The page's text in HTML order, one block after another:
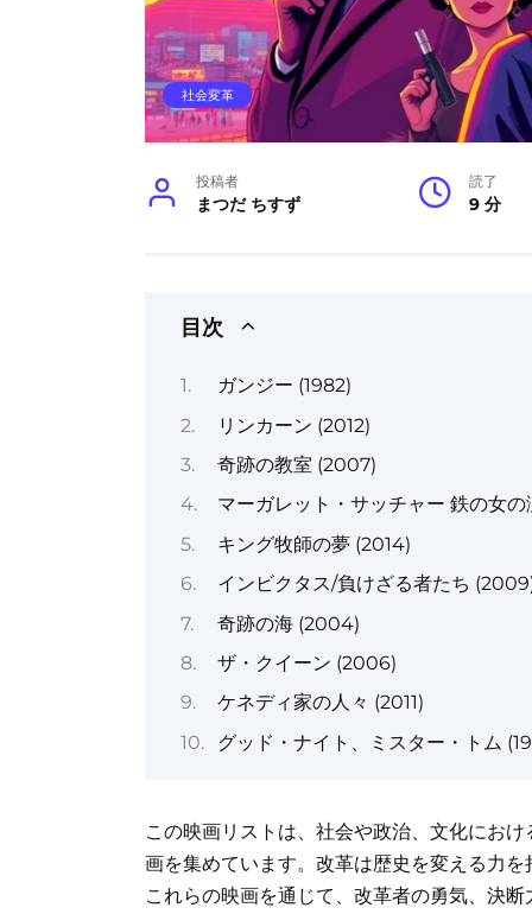
社会変革
投稿者
まつだ ちすず
読了
9 分
目次
ガンジー (1982)
リンカーン (2012)
奇跡の教室 (2007)
マーガレット・サッチャー 鉄の女の
キング牧師の夢 (2014)
インビクタス/負けざる者たち
奇跡の海 (2004)
ザ・クイーン (2006)
ケネディ家の人々 (2011)
グッド・ナイト、ミスター・トム
この映画リストは、社会や政治、文化にお
画を集めています。改革は歴史を変える力
これらの映画を通じて、改革者の勇気、決